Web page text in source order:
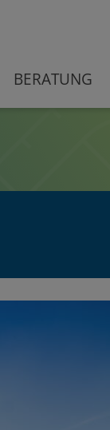
BERATUNG